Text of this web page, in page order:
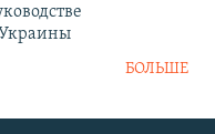
БОЛЬШЕ